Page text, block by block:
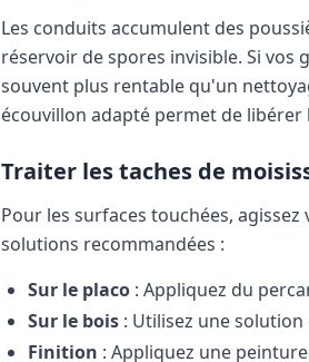
Les conduits accumulent des
réservoir de spores invisible. Si vos
souvent plus rentable qu'un
écouvillon adapté permet de libérer
Traiter les taches de
Pour les surfaces touchées,
solutions recommandées :
Sur le placo : Appliquez du
Sur le bois : Utilisez une
Finition : Appliquez une